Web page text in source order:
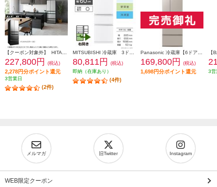
227,800円 (税込)
2,278円分ポイント還元
3営業日
(2件)
80,811円
(税込)
即納（在庫あり）
(4件)
169,800円 (税込)
1,698円分ポイント還元 3営
メルマガ 旧Twitter Instagram
WEB限定クーポン